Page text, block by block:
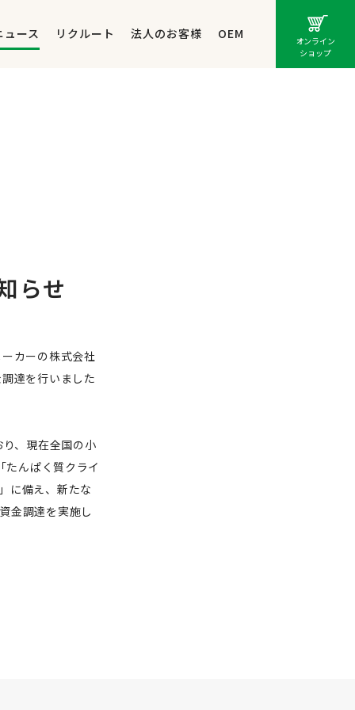
ュース リクルート 法人のお客様 OEM
オンライン
ショップ
らせ
カーの株式会社
達を行いました
、現在全国の小
んぱく質クライ
に備え、新たな
金調達を実施し